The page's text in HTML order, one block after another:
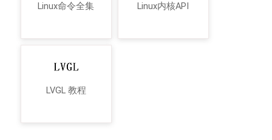
Linux命令全集 Linux内核API
LVGL 教程